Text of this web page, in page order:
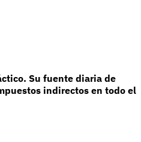
Su fuente diaria de
indirectos en todo el